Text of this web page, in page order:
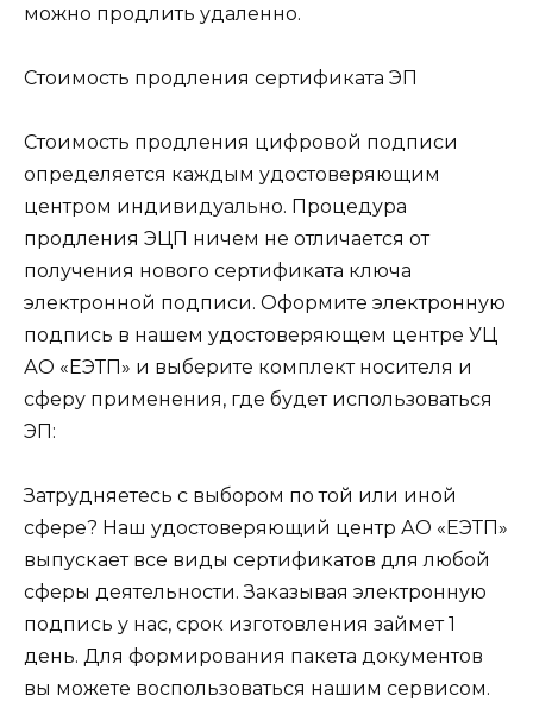
можно продлить удаленно.
Стоимость продления сертификата ЭП
Стоимость продления цифровой подписи
определяется каждым удостоверяющим
центром индивидуально. Процедура
продления ЭЦП ничем не отличается от
получения нового сертификата ключа
электронной подписи. Оформите электронную
подпись в нашем удостоверяющем центре УЦ
АО «ЕЭТП» и выберите комплект носителя и
сферу применения, где будет использоваться
ЭП:
Затрудняетесь с выбором по той или иной
сфере? Наш удостоверяющий центр АО «ЕЭТП»
выпускает все виды сертификатов для любой
сферы деятельности. Заказывая электронную
подпись у нас, срок изготовления займет 1
день. Для формирования пакета документов
вы можете воспользоваться нашим сервисом.